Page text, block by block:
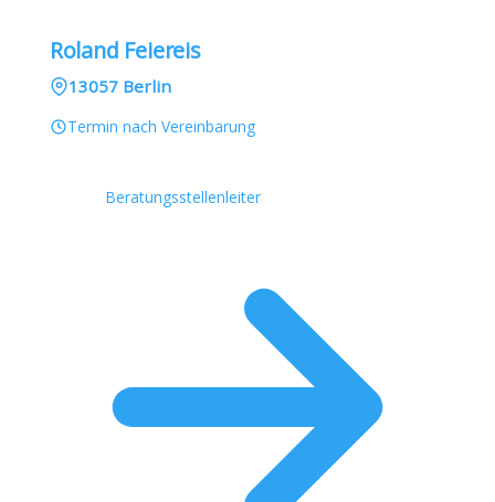
Roland Feiereis
13057 Berlin
Termin nach Vereinbarung
Beratungsstellenleiter